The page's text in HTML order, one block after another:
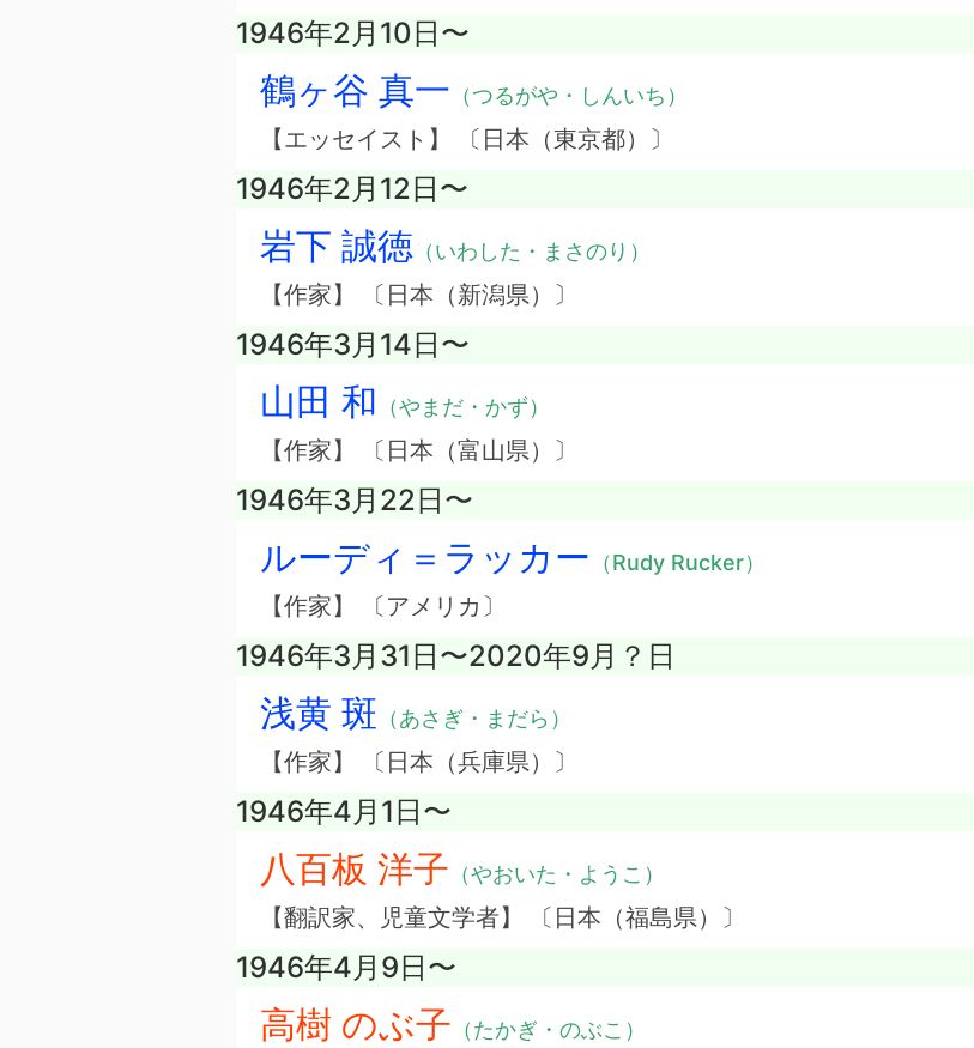
1946年2月10日〜
鶴ヶ谷 真一 （つるがや・しんいち）
【エッセイスト】 〔日本（東京都）〕
1946年2月12日〜
岩下 誠徳 （いわした・まさのり）
【作家】 〔日本（新潟県）〕
1946年3月14日〜
山田 和 （やまだ・かず）
【作家】 〔日本（富山県）〕
1946年3月22日〜
ルーディ＝ラッカー （Rudy Rucker）
【作家】 〔アメリカ〕
1946年3月31日〜2020年9月？日
浅黄 斑 （あさぎ・まだら）
【作家】 〔日本（兵庫県）〕
1946年4月1日〜
八百板 洋子 （やおいた・ようこ）
【翻訳家、児童文学者】 〔日本（福島県）〕
1946年4月9日〜
高樹 のぶ子 （たかぎ・のぶこ）